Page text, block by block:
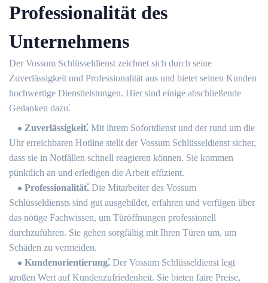
Professionalität des
Unternehmens
Der Vossum Schlüsseldienst zeichnet sich durch seine
Zuverlässigkeit und Professionalität aus und bietet seinen Kunden
hochwertige Dienstleistungen.​ Hier sind einige abschließende
Gedanken dazu⁚
Zuverlässigkeit⁚ Mit ihrem Sofortdienst und der rund um die
Uhr erreichbaren Hotline stellt der Vossum Schlüsseldienst sicher,
dass sie in Notfällen schnell reagieren können.​ Sie kommen
pünktlich an und erledigen die Arbeit effizient.​
Professionalität⁚ Die Mitarbeiter des Vossum
Schlüsseldiensts sind gut ausgebildet, erfahren und verfügen über
das nötige Fachwissen, um Türöffnungen professionell
durchzuführen.​ Sie gehen sorgfältig mit Ihren Türen um, um
Schäden zu vermeiden.​
Kundenorientierung⁚ Der Vossum Schlüsseldienst legt
großen Wert auf Kundenzufriedenheit.​ Sie bieten faire Preise,